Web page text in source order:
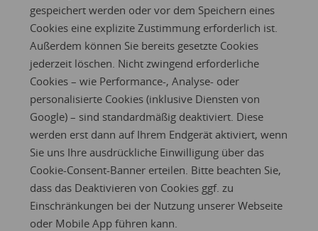
gespeichert werden oder vor dem Speichern eines
Cookies eine explizite Zustimmung erforderlich ist.
Außerdem können Sie bereits gesetzte Cookies
jederzeit löschen. Nicht zwingend erforderliche
Cookies – wie Performance-, Analyse- oder
personalisierte Cookies (inklusive Diensten von
Google) – sind standardmäßig deaktiviert. Diese
werden erst dann auf Ihrem Endgerät aktiviert, wenn
Sie uns Ihre ausdrückliche Einwilligung über das
Cookie-Consent-Banner erteilen. Bitte beachten Sie,
dass das Deaktivieren von Cookies ggf. zu
Einschränkungen bei der Nutzung unserer Webseite
oder Mobile App führen kann.